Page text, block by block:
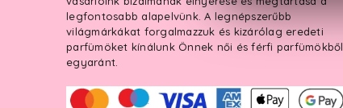
legfontosabb alapelvünk. A legnépszerűbb
világmárkákat forgalmazzuk és kizárólag eredeti
parfümöket kínálunk Önnek női és férfi parfümökből
egyaránt.